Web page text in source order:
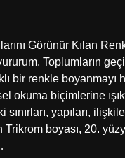
Görünür Kılan
Toplumların
bir renkle
okuma biçimlerine
yapıları,
boyası, 20.